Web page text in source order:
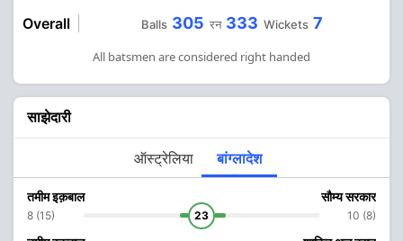
Overall Balls 305 रन 333 Wickets 7
All batsmen are considered right handed
साझेदारी
ऑस्ट्रेलिया बांग्लादेश
तमीम इक़बाल
8 (15) 23
सौम्य सरकार
10 (8)